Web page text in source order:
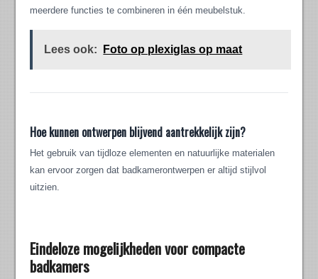
meerdere functies te combineren in één meubelstuk.
Lees ook: Foto op plexiglas op maat
Hoe kunnen ontwerpen blijvend aantrekkelijk zijn?
Het gebruik van tijdloze elementen en natuurlijke materialen
kan ervoor zorgen dat badkamerontwerpen er altijd stijlvol
uitzien.
Eindeloze mogelijkheden voor compacte
badkamers